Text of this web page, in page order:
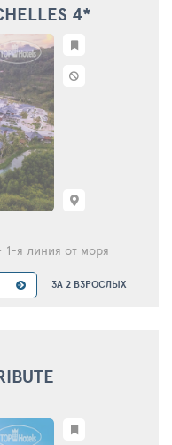
4*
я линия от моря
ЗА 2 ВЗРОСЛЫХ